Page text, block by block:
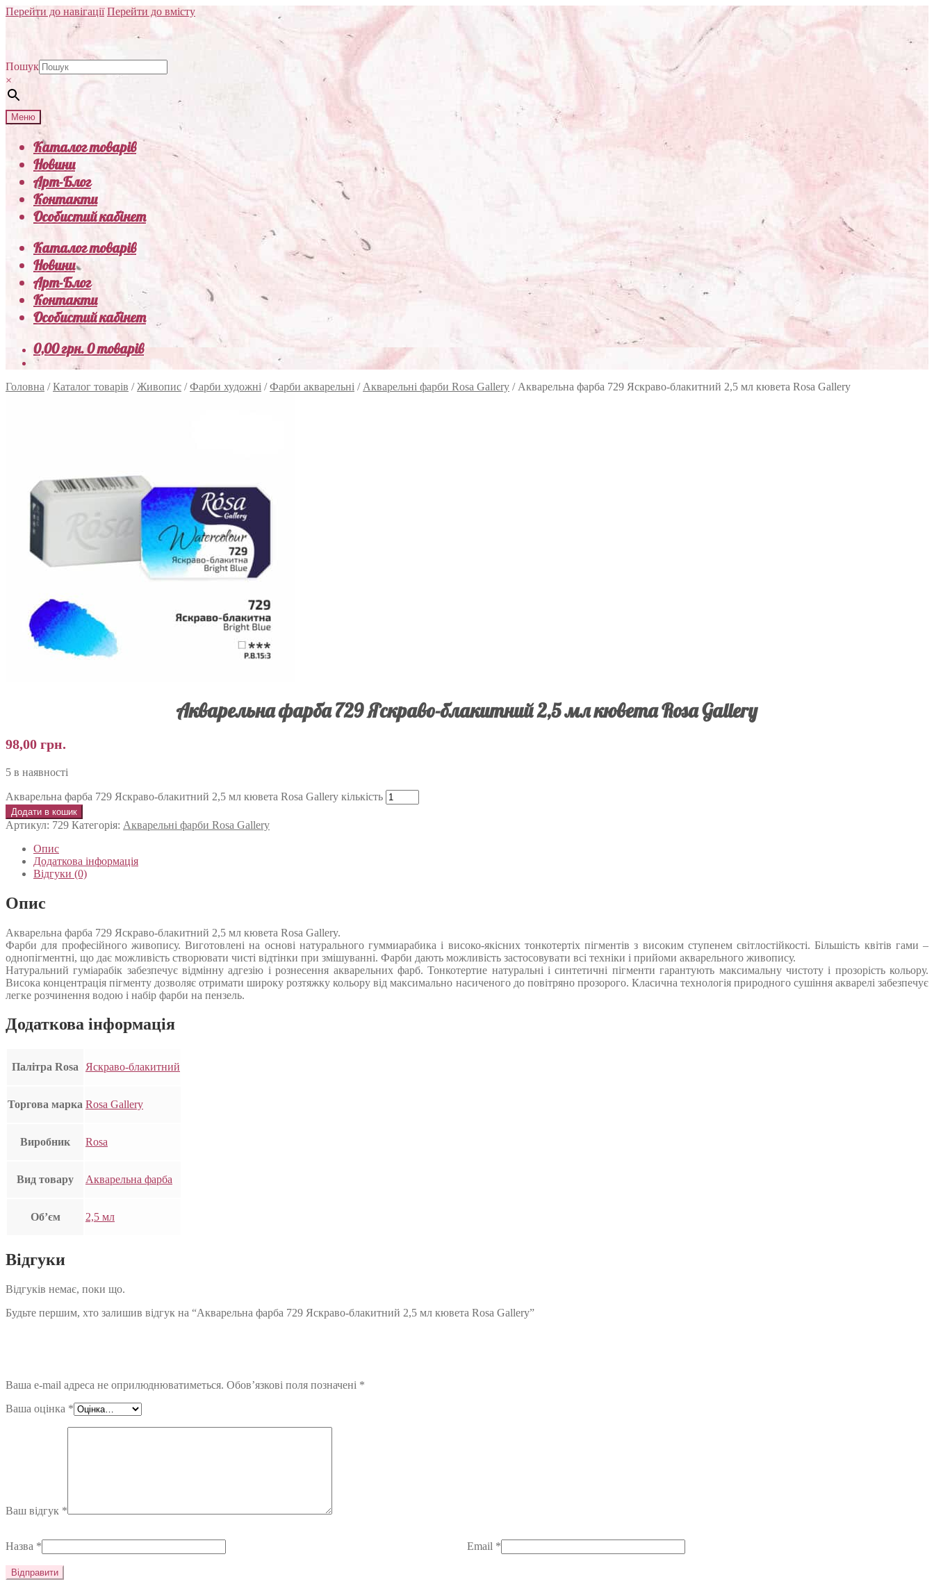
Перейти до навігації Перейти до вмісту
Пошук
×
Меню
Каталог товарів
Новини
Арт-Блог
Контакти
Особистий кабінет
Каталог товарів
Новини
Арт-Блог
Контакти
Особистий кабінет
0,00грн.0 товарів
Головна /Каталог товарів /Живопис /Фарби художні /Фарби акварельні / Акварельні фарби Rosa Gallery / Акварельна фарба 729 Яскраво-блакитний 2,5 мл кювета Rosa Gallery
Акварельна фарба 729 Яскраво-блакитний 2,5 мл кювета Rosa Gallery
98,00 грн.
5 в наявності
Акварельна фарба 729 Яскраво-блакитний 2,5 мл кювета Rosa Gallery кількість
Додати в кошик
Артикул: 729 Категорія: Акварельні фарби Rosa Gallery
Опис
Додаткова інформація
Відгуки (0)
Опис
Акварельна фарба 729 Яскраво-блакитний 2,5 мл кювета Rosa Gallery.
Фарби для професійного живопису. Виготовлені на основі натурального гуммиарабика і високо-якісних тонкотертіх пігментів з високим ступенем світлостійкості. Більшість квітів гами –
однопігментні, що дає можливість створювати чисті відтінки при змішуванні. Фарби дають можливість застосовувати всі техніки і прийоми акварельного живопису.
Натуральний гуміарабік забезпечує відмінну адгезію і рознесення акварельних фарб. Тонкотертие натуральні і синтетичні пігменти гарантують максимальну чистоту і прозорість кольору.
Висока концентрація пігменту дозволяє отримати широку розтяжку кольору від максимально насиченого до повітряно прозорого. Класична технологія природного сушіння акварелі забезпечує
легке розчинення водою і набір фарби на пензель.
Додаткова інформація
Палітра Rosa Яскраво-блакитний
Торгова марка Rosa Gallery
Виробник Rosa
Вид товару Акварельна фарба
Об’єм 2,5 мл
Відгуки
Відгуків немає, поки що.
Будьте першим, хто залишив відгук на “Акварельна фарба 729 Яскраво-блакитний 2,5 мл кювета Rosa Gallery”
Ваша e-mail адреса не оприлюднюватиметься. Обов’язкові поля позначені *
Ваша оцінка *
Ваш відгук *
Назва * Email *